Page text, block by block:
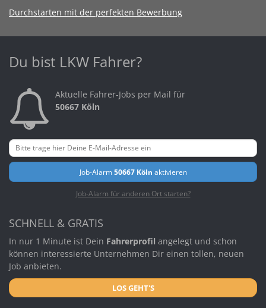
Durchstarten mit der perfekten Bewerbung
Du bist LKW Fahrer?
Aktuelle Fahrer-Jobs per Mail für
50667 Köln
Job-Alarm50667 Köln aktivieren
Job-Alarm für anderen Ort starten?
SCHNELL & GRATIS
In nur 1 Minute ist Dein Fahrerprofil angelegt und schon
können interessierte Unternehmen Dir einen tollen, neuen
Job anbieten.
LOS GEHT'S